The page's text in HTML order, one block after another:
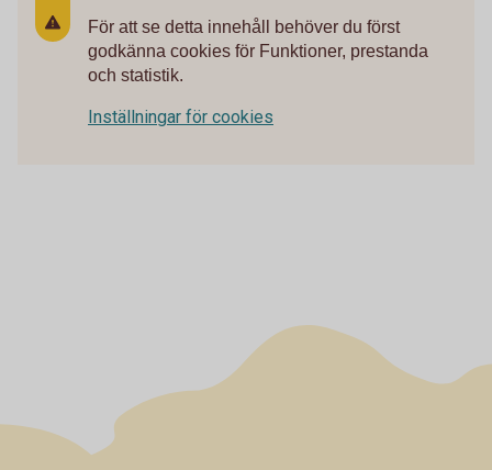
För att se detta innehåll behöver du först
godkänna cookies för Funktioner, prestanda
och statistik.
Inställningar för cookies